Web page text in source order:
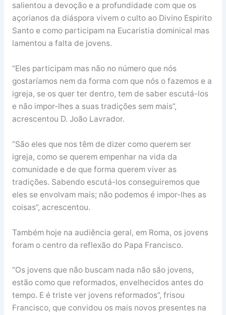
salientou a devoção e a profundidade com que os
açorianos da diáspora vivem o culto ao Divino Espirito
Santo e como participam na Eucaristia dominical mas
lamentou a falta de jovens.
“Eles participam mas não no número que nós
gostaríamos nem da forma com que nós o fazemos e a
igreja, se os quer ter dentro, tem de saber escutá-los
e não impor-lhes a suas tradições sem mais”,
acrescentou D. João Lavrador.
“São eles que nos têm de dizer como querem ser
igreja, como se querem empenhar na vida da
comunidade e de que forma querem viver as
tradições. Sabendo escutá-los conseguiremos que
eles se envolvam mais; não podemos é impor-lhes as
coisas”, acrescentou.
Também hoje na audiência geral, em Roma, os jovens
foram o centro da reflexão do Papa Francisco.
“Os jovens que não buscam nada não são jovens,
estão como que reformados, envelhecidos antes do
tempo. E é triste ver jovens reformados”, frisou
Francisco, que convidou os mais novos presentes na